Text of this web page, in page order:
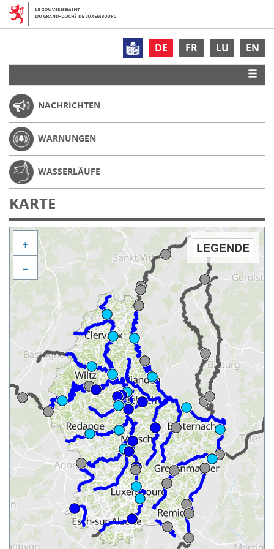
DE FR LU EN
NACHRICHTEN
WARNUNGEN
WASSERLÄUFE
KARTE
LEGENDE
+
−